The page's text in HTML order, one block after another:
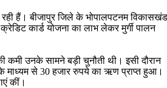
रही हैं। बीजापुर जिले के भोपालपटनम विकासखंड
कार्ड योजना का लाभ लेकर मुर्गी पालन
उनके सामने बड़ी चुनौती थी। इसी दौरान
के माध्यम से 30 हजार रुपये का ऋण प्राप्त हुआ।
कीं।